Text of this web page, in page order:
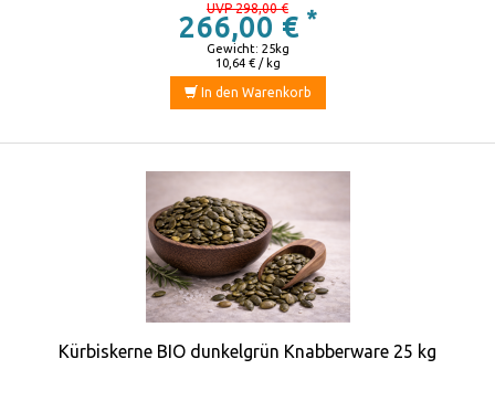
UVP 298,00 €
266,00 € *
10,64 € / kg
Gewicht: 25kg
In den Warenkorb
Kürbiskerne BIO dunkelgrün Knabberware 25 kg